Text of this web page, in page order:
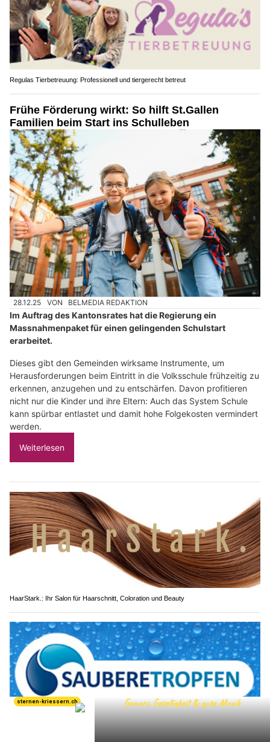
Regulas Tierbetreuung: Professionell und tiergerecht betreut
Frühe Förderung wirkt: So hilft St.Gallen
Familien beim Start ins Schulleben
28.12.25 VON BELMEDIA REDAKTION
Im Auftrag des Kantonsrates hat die Regierung ein
Massnahmenpaket für einen gelingenden Schulstart
erarbeitet.
Dieses gibt den Gemeinden wirksame Instrumente, um
Herausforderungen beim Eintritt in die Volksschule frühzeitig zu
erkennen, anzugehen und zu entschärfen. Davon profitieren
nicht nur die Kinder und ihre Eltern: Auch das System Schule
kann spürbar entlastet und damit hohe Folgekosten vermindert
werden.
Weiterlesen
HaarStark.: Ihr Salon für Haarschnitt, Coloration und Beauty